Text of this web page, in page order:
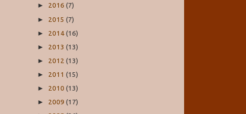
► 2016 (7)
► 2015 (7)
► 2014(16)
► 2013 (13)
► 2012 (13)
► 2011 (15)
► 2010 (13)
► 2009 (17)